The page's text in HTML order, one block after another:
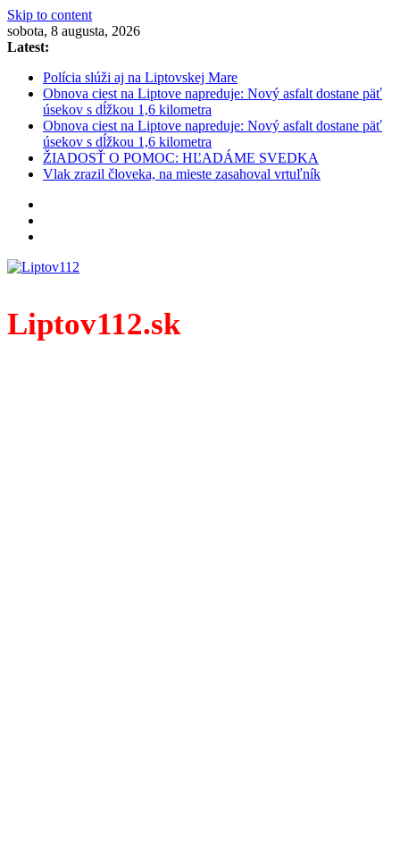
Skip to content
sobota, 8 augusta, 2026
Latest:
Polícia slúži aj na Liptovskej Mare
Obnova ciest na Liptove napreduje: Nový asfalt dostane päť
úsekov s dĺžkou 1,6 kilometra
Obnova ciest na Liptove napreduje: Nový asfalt dostane päť
úsekov s dĺžkou 1,6 kilometra
ŽIADOSŤ O POMOC: HĽADÁME SVEDKA
Vlak zrazil človeka, na mieste zasahoval vrtuľník
Liptov112.sk